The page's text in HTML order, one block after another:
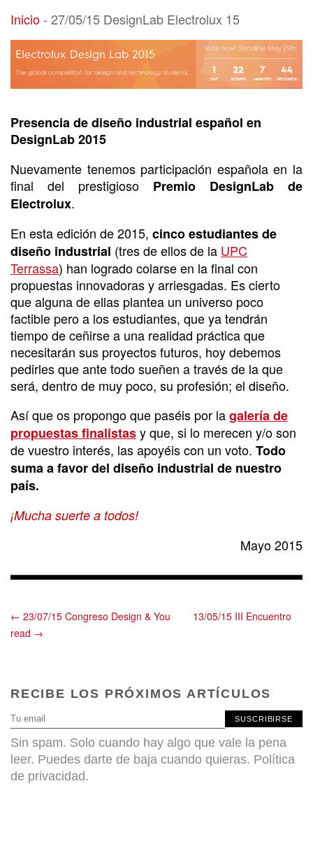
27/05/15 DesignLab Electrolux 15
Inicio- 27/05/15 DesignLab Electrolux 15
Presencia de diseño industrial español en
DesignLab 2015
Nuevamente tenemos participación española en la
final del prestigioso Premio DesignLab de
Electrolux.
En esta edición de 2015, cinco estudiantes de
diseño industrial (tres de ellos de la UPC
Terrassa) han logrado colarse en la final con
propuestas innovadoras y arriesgadas. Es cierto
que alguna de ellas plantea un universo poco
factible pero a los estudiantes, que ya tendrán
tiempo de ceñirse a una realidad práctica que
necesitarán sus proyectos futuros, hoy debemos
pedirles que ante todo sueñen a través de la que
será, dentro de muy poco, su profesión; el diseño.
Así que os propongo que paséis por lagalería de
propuestas finalistasy que, si lo merecen y/o son
de vuestro interés, las apoyéis con un voto. Todo
suma a favor del diseño industrial de nuestro
país.
¡Mucha suerte a todos!
Mayo 2015
← 23/07/15 Congreso Design & You
13/05/15 III Encuentro
read →
RECIBE LOS PRÓXIMOS ARTÍCULOS
SUSCRIBIRSE
Sin spam. Solo cuando hay algo que vale la pena
leer. Puedes darte de baja cuando quieras. Política
de privacidad.